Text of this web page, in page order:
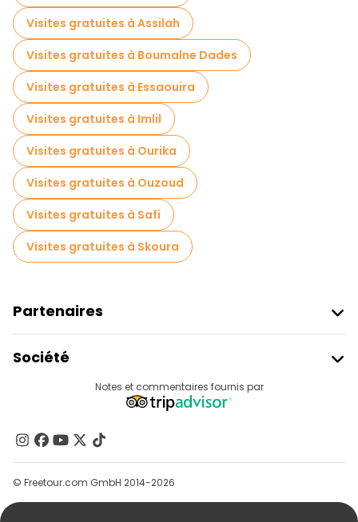
Visites gratuites à Assilah
Visites gratuites à Boumalne Dades
Visites gratuites à Essaouira
Visites gratuites à Imlil
Visites gratuites à Ourika
Visites gratuites à Ouzoud
Visites gratuites à Safi
Visites gratuites à Skoura
Partenaires
Connexion Du Fournisseur
Programme D’affiliation
Société
Contactez-Nous
Groupes
Aide
Notes et commentaires fournis par
© Freetour.com GmbH 2014-2026